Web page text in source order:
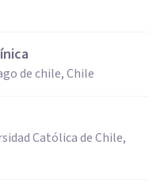
de chile, Chile
Católica de Chile,